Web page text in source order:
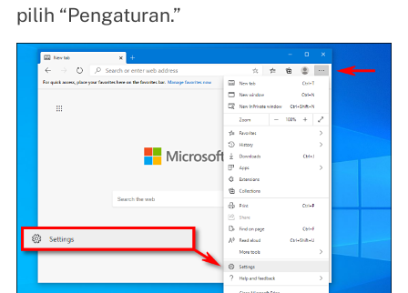
pilih “Pengaturan.”